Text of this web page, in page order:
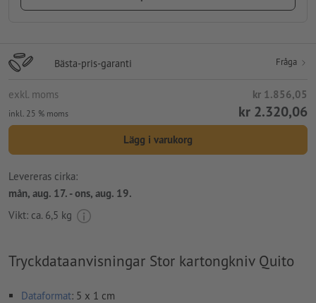
Bästa-pris-garanti Fråga
exkl. moms kr 1.856,05
inkl. 25 % moms kr 2.320,06
Lägg i varukorg
Levereras cirka:
mån, aug. 17. - ons, aug. 19.
Vikt: ca. 6,5 kg
Tryckdataanvisningar Stor kartongkniv Quito
Dataformat: 5 x 1 cm